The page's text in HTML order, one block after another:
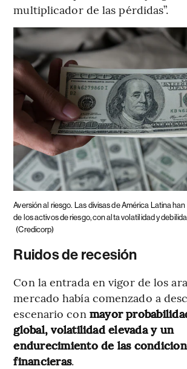
multiplicador de las pérdidas”.
Aversión al riesgo. Las divisas de América Latina
de los activos de riesgo, con alta volatilidad y
(Credicorp)
Ruidos de recesión
Con la entrada en vigor de los
mercado había comenzado a
escenario con mayor
global, volatilidad elevada y un
endurecimiento de las
financieras.